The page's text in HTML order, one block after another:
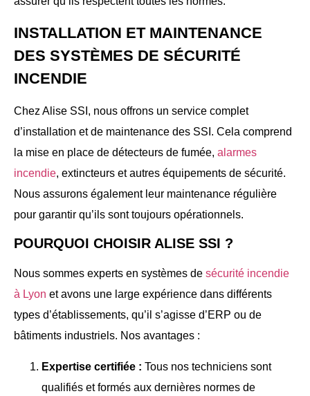
INSTALLATION ET MAINTENANCE
DES SYSTÈMES DE SÉCURITÉ
INCENDIE
Chez Alise SSI, nous offrons un service complet
d’installation et de maintenance des SSI. Cela comprend
la mise en place de détecteurs de fumée, alarmes
incendie, extincteurs et autres équipements de sécurité.
Nous assurons également leur maintenance régulière
pour garantir qu’ils sont toujours opérationnels.
POURQUOI CHOISIR ALISE SSI ?
Nous sommes experts en systèmes de sécurité incendie
à Lyon et avons une large expérience dans différents
types d’établissements, qu’il s’agisse d’ERP ou de
bâtiments industriels. Nos avantages :
Expertise certifiée : Tous nos techniciens sont
qualifiés et formés aux dernières normes de